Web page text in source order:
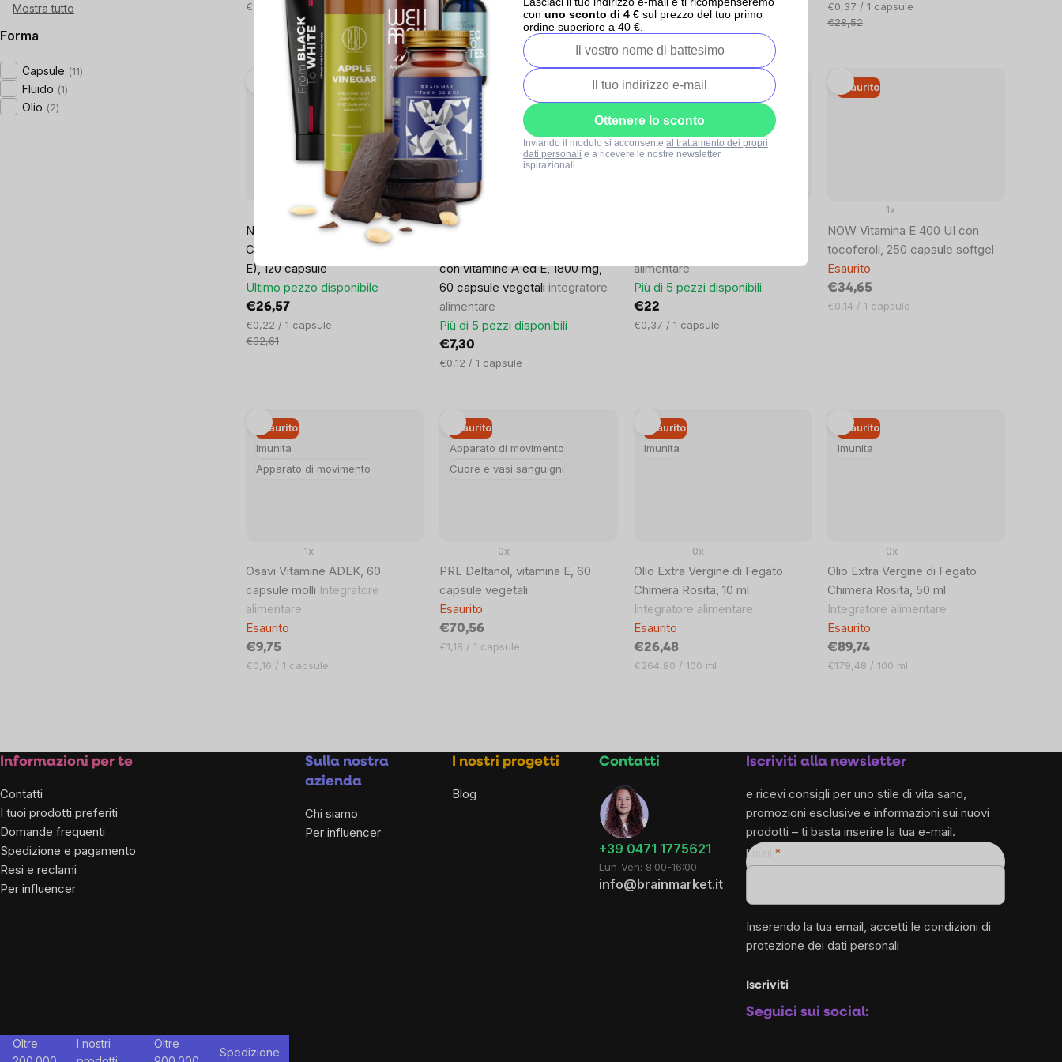
Mostra tutto
Forma
Capsule 11
Fluido 1
Olio 2
Prezzo
€35,23 / 100 ml
Prezzo
unitario:
€0,37 / 1 capsule
€28,52
NOW Advanced Gamma E
Complex (complesso di vitamina
E), 120 capsule
1x
Ultimo pezzo disponibile
€26,57
Prezzo
unitario:
€0,22 / 1 capsule
€32,61
Imunita
Osavi Olio di primula con
con vitamine A ed E, 1800 mg,
60 capsule vegetali integratore
alimentare
Più di 5 pezzi disponibili
€7,30
Prezzo
€0,12 / 1 capsule
alimentare
Più di 5 pezzi disponibili
€22
Prezzo
€0,37 / 1 capsule
Esaurito
NOW Vitamina E 400 UI con
tocoferoli, 250 capsule softgel
1x
Esaurito
€34,65
Prezzo
€0,14 / 1 capsule
Imunita
Apparato di movimento
Esaurito
Osavi Vitamine ADEK, 60
capsule molli Integratore
alimentare
1x
Esaurito
€9,75
Prezzo
€0,16 / 1 capsule
Apparato di movimento
Cuore e vasi sanguigni
Esaurito
PRL Deltanol, vitamina E, 60
capsule vegetali
0x
Esaurito
€70,56
Prezzo
€1,18 / 1 capsule
Imunita
Esaurito
Olio Extra Vergine di Fegato
Chimera Rosita, 10 ml
Integratore alimentare
0x
Esaurito
€26,48
Prezzo
€264,80 / 100 ml
Imunita
Esaurito
Olio Extra Vergine di Fegato
Chimera Rosita, 50 ml
Integratore alimentare
0x
Esaurito
€89,74
Prezzo
€179,48 / 100 ml
controls
Footer
Informazioni per te
Contatti
I tuoi prodotti preferiti
Domande frequenti
Spedizione e pagamento
Resi e reclami
Per influencer
Sulla nostra
azienda
Chi siamo
Per influencer
I nostri progetti
Blog
Contatti
+39 0471 1775621
Lun-Ven: 8:00-16:00
info@brainmarket.it
Iscriviti alla newsletter
e ricevi consigli per uno stile di vita sano,
promozioni esclusive e informazioni sui nuovi
prodotti – ti basta inserire la tua e-mail.
Email
Inserendo la tua email, accetti le condizioni di
protezione dei dati personali
Iscriviti
Seguici sui social:
Oltre
I nostri
Oltre
Spedizione
con uno sconto di 4 € sul prezzo del tuo primo
ordine superiore a 40 €.
Ottenere lo sconto
Inviando il modulo si acconsente al trattamento dei propri
dati personali e a ricevere le nostre newsletter
ispirazionali.